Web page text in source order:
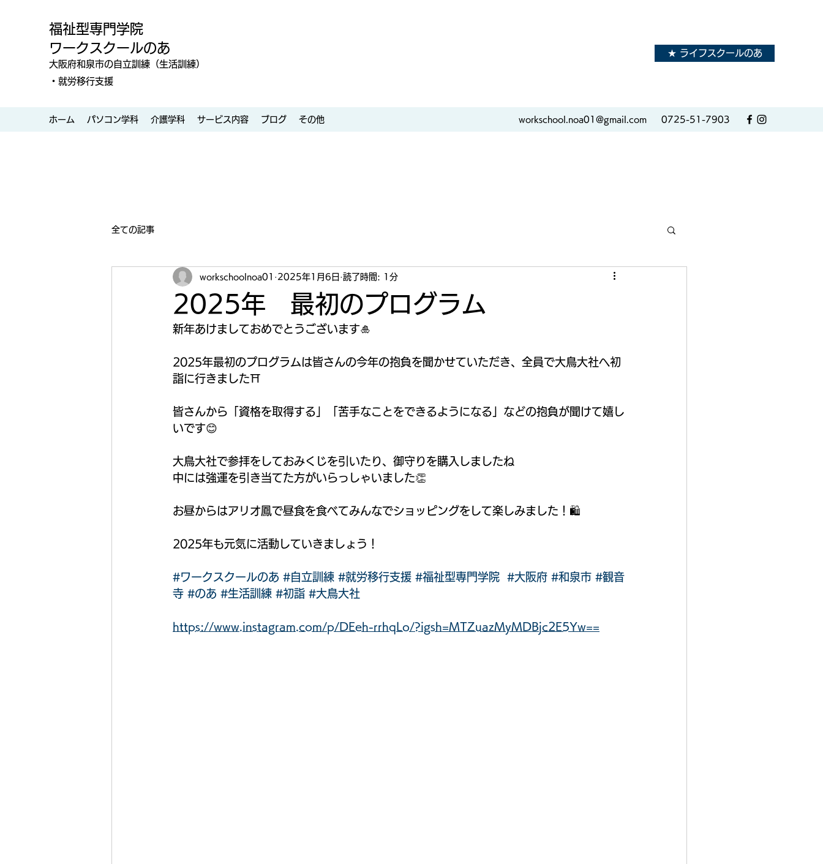
福祉型専門学院
ワークスクールのあ
大阪府和泉市の自立訓練（生活訓練）
・就労移行支援
★ ライフスクールのあ
ホーム パソコン学科 介護学科 サービス内容 ブログ その他 workschool.noa01@gmail.com 0725-51-7903
全ての記事
2025年 最初のプログラム
workschoolnoa01 2025年1月6日 読了時間: 1分
新年あけましておめでとうございます🎍
2025年最初のプログラムは皆さんの今年の抱負を聞かせていただき、全員で大鳥大社へ初
詣に行きました⛩️
皆さんから「資格を取得する」「苦手なことをできるようになる」などの抱負が聞けて嬉し
いです😊
大鳥大社で参拝をしておみくじを引いたり、御守りを購入しましたね
中には強運を引き当てた方がいらっしゃいました👏
お昼からはアリオ鳳で昼食を食べてみんなでショッピングをして楽しみました！🛍️
2025年も元気に活動していきましょう！
#ワークスクールのあ #自立訓練 #就労移行支援 #福祉型専門学院 #大阪府 #和泉市 #観音
寺 #のあ #生活訓練 #初詣 #大鳥大社
https://www.instagram.com/p/DEeh-rrhqLo/?igsh=MTZuazMyMDBjc2E5Yw==